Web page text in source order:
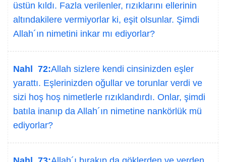
üstün kıldı. Fazla verilenler, rızıklarını ellerinin
altındakilere vermiyorlar ki, eşit olsunlar. Şimdi
Allah´ın nimetini inkar mı ediyorlar?
Nahl 72:Allah sizlere kendi cinsinizden eşler
yarattı. Eşlerinizden oğullar ve torunlar verdi ve
sizi hoş hoş nimetlerle rızıklandırdı. Onlar, şimdi
batıla inanıp da Allah´ın nimetine nankörlük mü
ediyorlar?